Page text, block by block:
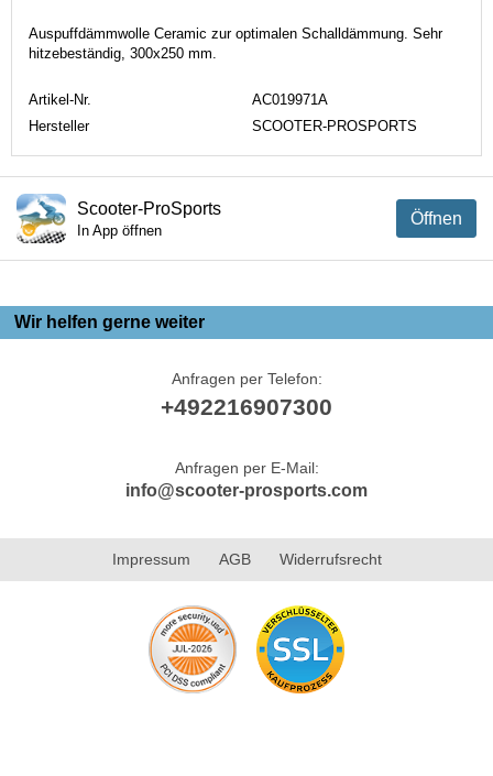
Auspuffdämmwolle Ceramic zur optimalen Schalldämmung. Sehr
hitzebeständig, 300x250 mm.
Artikel-Nr.
AC019971A
Hersteller
SCOOTER-PROSPORTS
Öffnen
Scooter-ProSports
In App öffnen
Wir helfen gerne weiter
Anfragen per Telefon:
+492216907300
Anfragen per E-Mail:
info@scooter-prosports.com
Impressum AGB Widerrufsrecht